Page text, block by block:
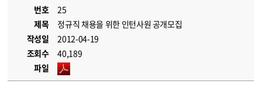
번호
25
제목
정규직 채용을 위한 인턴사원 공개모집
작성일
2012-04-19
조회수
40,189
파일